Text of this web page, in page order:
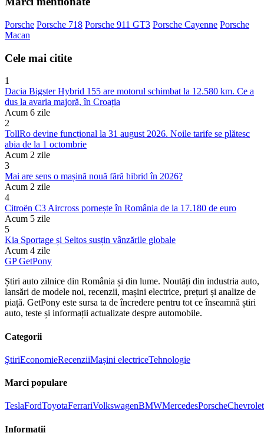
Porsche Porsche 718 Porsche 911 GT3 Porsche Cayenne Porsche
Macan
Cele mai citite
1
Dacia Bigster Hybrid 155 are motorul schimbat la 12.580 km. Ce a
dus la avaria majoră, în Croația
Acum 6 zile
2
TollRo devine funcțional la 31 august 2026. Noile tarife se plătesc
abia de la 1 octombrie
Acum 2 zile
3
Mai are sens o mașină nouă fără hibrid în 2026?
Acum 2 zile
4
Citroën C3 Aircross pornește în România de la 17.180 de euro
Acum 5 zile
5
Kia Sportage și Seltos susțin vânzările globale
Acum 4 zile
GPGetPony
Știri auto zilnice din România și din lume. Noutăți din industria auto,
lansări de modele noi, recenzii, mașini electrice, prețuri și analize de
piață. GetPony este sursa ta de încredere pentru tot ce înseamnă știri
auto, teste și informații actualizate despre automobile.
Categorii
ŞtiriEconomieRecenziiMașini electriceTehnologie
Marci populare
TeslaFordToyotaFerrariVolkswagenBMWMercedesPorscheChevrolet
Informatii